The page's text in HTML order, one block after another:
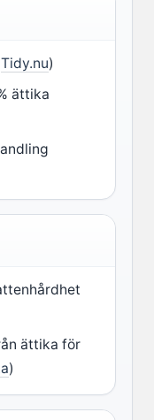
Tidy.nu)
ättika
ättika för
)